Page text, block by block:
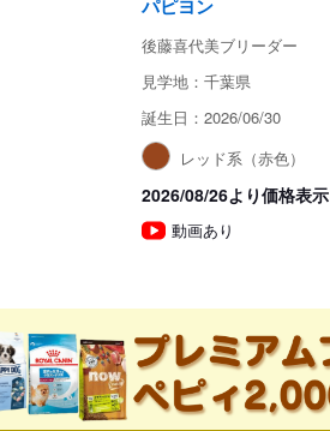
パピヨン
後藤喜代美ブリーダー
見学地：千葉県
誕生日：2026/06/30
レッド系（赤色）
2026/08/26より価格表示
動画あり